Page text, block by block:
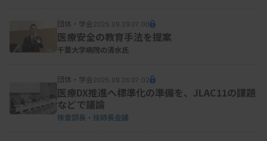
団体・学会2025.09.29 07:00
医療安全の教育手法を提案
千葉大学病院の清水氏
団体・学会2025.09.26 07:02
医療DX推進へ標準化の準備を、JLAC11の課題
などで議論
検査部長・技師長会議